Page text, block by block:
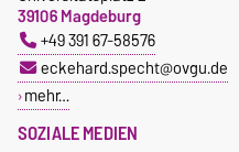
SOZIALE MEDIEN
39106 Magdeburg
+49 391 67-58576
eckehard.specht@ovgu.de
mehr…